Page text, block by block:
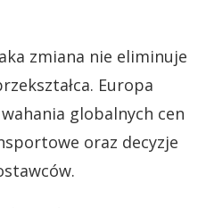
zmiana nie eliminuje
Europa
globalnych cen
oraz decyzje